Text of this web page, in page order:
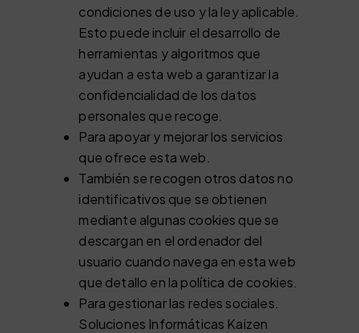
condiciones de uso y la ley aplicable.
Esto puede incluir el desarrollo de
herramientas y algoritmos que
ayudan a esta web a garantizar la
confidencialidad de los datos
personales que recoge.
Para apoyar y mejorar los servicios
que ofrece esta web.
También se recogen otros datos no
identificativos que se obtienen
mediante algunas cookies que se
descargan en el ordenador del
usuario cuando navega en esta web
que detallo en la política de cookies.
Para gestionar las redes sociales.
Soluciones Informáticas Kaizen